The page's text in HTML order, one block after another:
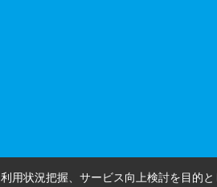
用状況把握、サービス向上検討を目的